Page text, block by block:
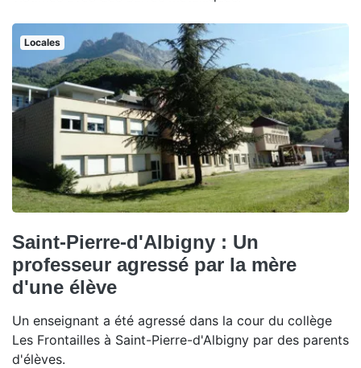
Locales
Saint-Pierre-d'Albigny : Un
professeur agressé par la mère
d'une élève
Un enseignant a été agressé dans la cour du collège
Les Frontailles à Saint-Pierre-d'Albigny par des parents
d'élèves.